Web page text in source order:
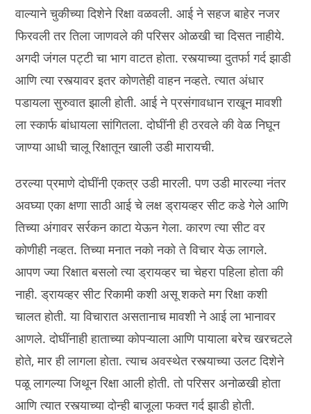
वाल्याने चुकीच्या दिशेने रिक्षा वळवली. आई ने सहज बाहेर नजर
फिरवली तर तिला जाणवले की परिसर ओळखी चा दिसत नाहीये.
अगदी जंगल पट्टी चा भाग वाटत होता. रस्त्याच्या दुतर्फा गर्द झाडी
आणि त्या रस्त्यावर इतर कोणतेही वाहन नव्हते. त्यात अंधार
पडायला सुरुवात झाली होती. आई ने प्रसंगावधान राखून मावशी
ला स्कार्फ बांधायला सांगितला. दोघींनी ही ठरवले की वेळ निघून
जाण्या आधी चालू रिक्षातून खाली उडी मारायची.
ठरल्या प्रमाणे दोघींनी एकत्र उडी मारली. पण उडी मारल्या नंतर
अवघ्या एका क्षणा साठी आई चे लक्ष ड्रायव्हर सीट कडे गेले आणि
तिच्या अंगावर सर्रकन काटा येऊन गेला. कारण त्या सीट वर
कोणीही नव्हत. तिच्या मनात नको नको ते विचार येऊ लागले.
आपण ज्या रिक्षात बसलो त्या ड्रायव्हर चा चेहरा पहिला होता की
नाही. ड्रायव्हर सीट रिकामी कशी असू शकते मग रिक्षा कशी
चालत होती. या विचारात असतानाच मावशी ने आई ला भानावर
आणले. दोघींनाही हाताच्या कोपऱ्याला आणि पायाला बरेच खरचटले
होते, मार ही लागला होता. त्याच अवस्थेत रस्त्याच्या उलट दिशेने
पळू लागल्या जिथून रिक्षा आली होती. तो परिसर अनोळखी होता
आणि त्यात रस्त्याच्या दोन्ही बाजूला फक्त गर्द झाडी होती.